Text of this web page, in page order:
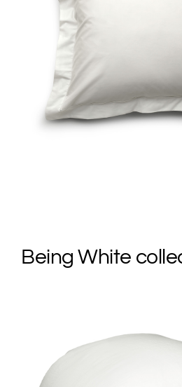
Being White